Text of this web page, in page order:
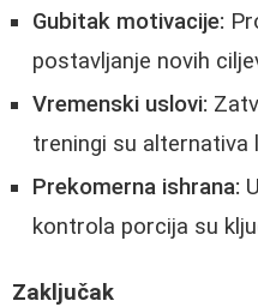
Gubitak motivacije:
postavljanje novih
Vremenski uslovi:
treningi su alternativa
Prekomerna ishrana:
kontrola porcija su
Zaključak